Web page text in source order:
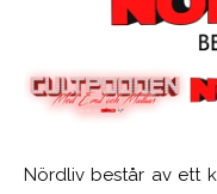
Nördliv består av ett